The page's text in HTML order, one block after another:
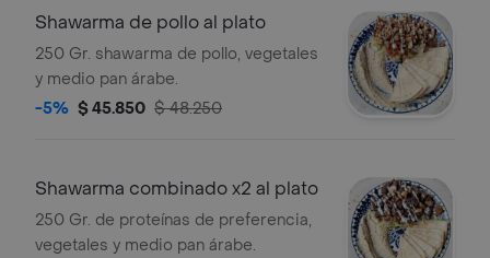
Shawarma de pollo al plato
250 Gr. shawarma de pollo, vegetales
y medio pan árabe.
-5% $ 45.850 $ 48.250
Shawarma combinado x2 al plato
250 Gr. de proteínas de preferencia,
vegetales y medio pan árabe.